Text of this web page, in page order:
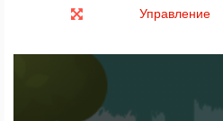
Управление